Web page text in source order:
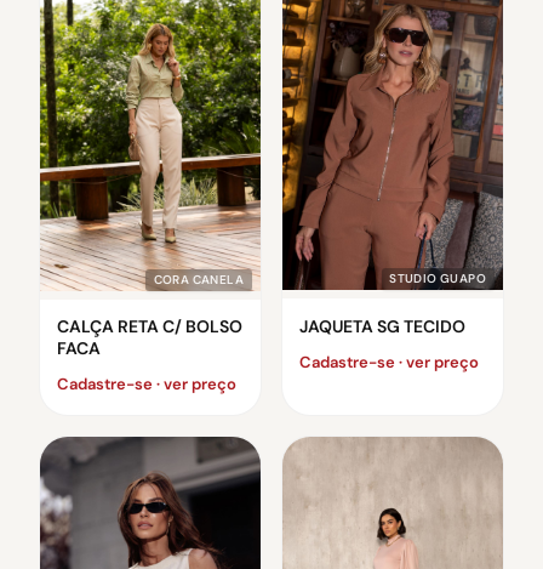
CORA CANELA
CALÇA RETA C/ BOLSO
FACA
Cadastre-se · ver preço
STUDIO GUAPO
JAQUETA SG TECIDO
Cadastre-se · ver preço